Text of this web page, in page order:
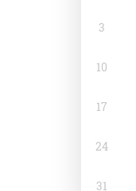
3
10
17
24
31